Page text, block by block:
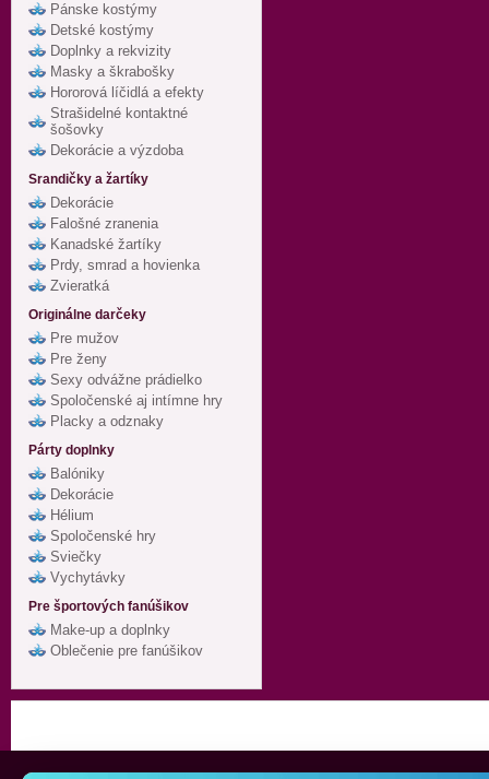
Pánske kostýmy
Detské kostýmy
Doplnky a rekvizity
Masky a škrabošky
Hororová líčidlá a efekty
Strašidelné kontaktné
šošovky
Dekorácie a výzdoba
Srandičky a žartíky
Dekorácie
Falošné zranenia
Kanadské žartíky
Prdy, smrad a hovienka
Zvieratká
Originálne darčeky
Pre mužov
Pre ženy
Sexy odvážne prádielko
Spoločenské aj intímne hry
Placky a odznaky
Párty doplnky
Balóniky
Dekorácie
Hélium
Spoločenské hry
Sviečky
Vychytávky
Pre športových fanúšikov
Make-up a doplnky
Oblečenie pre fanúšikov